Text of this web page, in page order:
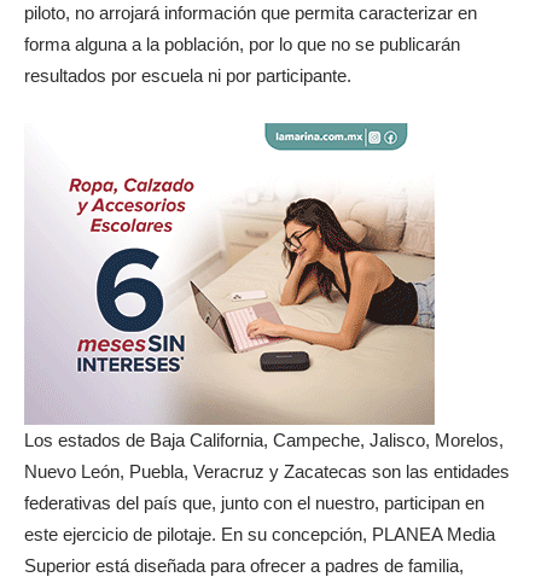
piloto, no arrojará información que permita caracterizar en
forma alguna a la población, por lo que no se publicarán
resultados por escuela ni por participante.
Los estados de Baja California, Campeche, Jalisco, Morelos,
Nuevo León, Puebla, Veracruz y Zacatecas son las entidades
federativas del país que, junto con el nuestro, participan en
este ejercicio de pilotaje. En su concepción, PLANEA Media
Superior está diseñada para ofrecer a padres de familia,